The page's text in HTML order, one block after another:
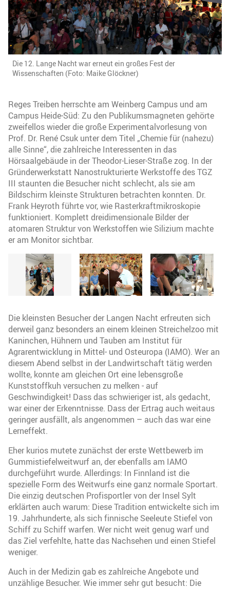
Die 12. Lange Nacht war erneut ein großes Fest der
Wissenschaften (Foto: Maike Glöckner)
Reges Treiben herrschte am Weinberg Campus und am
Campus Heide-Süd: Zu den Publikumsmagneten gehörte
zweifellos wieder die große Experimentalvorlesung von
Prof. Dr. René Csuk unter dem Titel „Chemie für (nahezu)
alle Sinne“, die zahlreiche Interessenten in das
Hörsaalgebäude in der Theodor-Lieser-Straße zog. In der
Gründerwerkstatt Nanostrukturierte Werkstoffe des TGZ
III staunten die Besucher nicht schlecht, als sie am
Bildschirm kleinste Strukturen betrachten konnten. Dr.
Frank Heyroth führte vor, wie Rasterkraftmikroskopie
funktioniert. Komplett dreidimensionale Bilder der
atomaren Struktur von Werkstoffen wie Silizium machte
er am Monitor sichtbar.
Die kleinsten Besucher der Langen Nacht erfreuten sich
derweil ganz besonders an einem kleinen Streichelzoo mit
Kaninchen, Hühnern und Tauben am Institut für
Agrarentwicklung in Mittel- und Osteuropa (IAMO). Wer an
diesem Abend selbst in der Landwirtschaft tätig werden
wollte, konnte am gleichen Ort eine lebensgroße
Kunststoffkuh versuchen zu melken - auf
Geschwindigkeit! Dass das schwieriger ist, als gedacht,
war einer der Erkenntnisse. Dass der Ertrag auch weitaus
geringer ausfällt, als angenommen – auch das war eine
Lerneffekt.
Eher kurios mutete zunächst der erste Wettbewerb im
Gummistiefelweitwurf an, der ebenfalls am IAMO
durchgeführt wurde. Allerdings: In Finnland ist die
spezielle Form des Weitwurfs eine ganz normale Sportart.
Die einzig deutschen Profisportler von der Insel Sylt
erklärten auch warum: Diese Tradition entwickelte sich im
19. Jahrhunderte, als sich finnische Seeleute Stiefel von
Schiff zu Schiff warfen. Wer nicht weit genug warf und
das Ziel verfehlte, hatte das Nachsehen und einen Stiefel
weniger.
Auch in der Medizin gab es zahlreiche Angebote und
unzählige Besucher. Wie immer sehr gut besucht: Die